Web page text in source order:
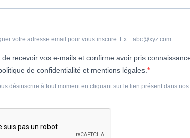
votre adresse email pour vous inscrire. Ex. : abc@xyz.com
de recevoir vos e-mails et confirme avoir pris
de confidentialité et mentions légales.
désinscrire à tout moment en cliquant sur le lien présent dans nos